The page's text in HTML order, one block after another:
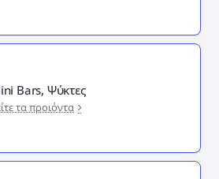
Bars, Ψύκτες
τα προιόντα